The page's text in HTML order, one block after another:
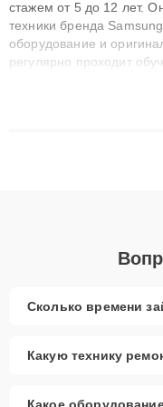
стажем от 5 до 12 лет.
техники бренда
оборудование и
регулярно проходит
технику с сохранением
Сколько времени
Какую технику
Какое